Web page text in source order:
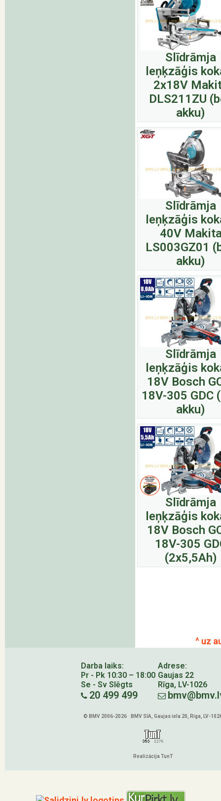
Slīdrāmja
leņķzāģis
2x18V
DLS211ZU
akku)
Slīdrāmja
leņķzāģis
40V
LS003GZ01
akku)
Slīdrāmja
leņķzāģis
18V Bosch
18V-305 GDC
akku)
Slīdrāmja
leņķzāģis
18V Bosch
18V-305
(2x5,5Ah)
^ uz
Darba laiks:
Pr - Pk 10:30 – 18:00
Se - Sv Slēgts
20 499 499
Adrese:
Gaujas 22
Rīga, LV-1026
© BMV 2006-2026 BMV SIA, Gaujas iela 20, Rīga, LV-
Realizācija TunT